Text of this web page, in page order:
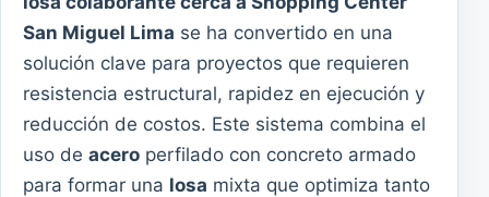
San Miguel Lima se ha convertido en una
solución clave para proyectos que requieren
resistencia estructural, rapidez en ejecución y
reducción de costos. Este sistema combina el
uso de acero perfilado con concreto armado
para formar una losa mixta que optimiza tanto